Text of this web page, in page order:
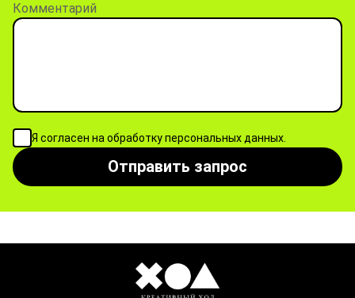
Комментарий
Я согласен на обработку персональных данных.
Отправить запрос